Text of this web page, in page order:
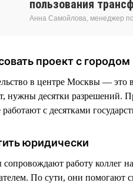
пользования
Анна Самойлова, менеджер
проект с городом
в центре Москвы — это
нужны десятки разрешений.
работают с десятками
юридически
работу коллег
По сути, они помогают